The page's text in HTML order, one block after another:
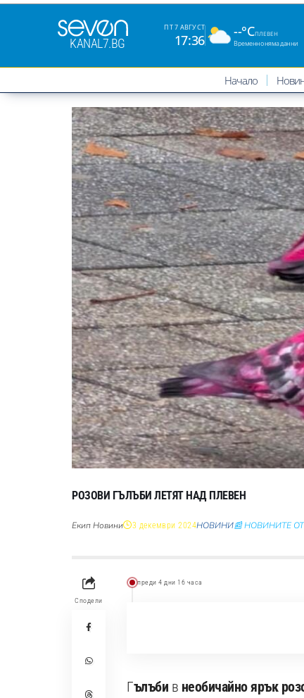
KANAL7.BG
ПТ 7 АВГУСТ
17:36
--°CПЛЕВЕН
Временно няма данни
Начало
РОЗОВИ ГЪЛЪБИ ЛЕТЯТ НАД ПЛЕВЕН
Екип Новини 3 декември 2024НОВИНИ📰 НОВИНИТЕ
Сподели
преди 4 дни 16 часа
Гълъби в необичайно ярък